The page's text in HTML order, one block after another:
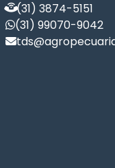
Rural Gestão
Programa de
Software de Ração
(31) 3874-5151
(31) 99070-9042